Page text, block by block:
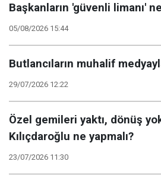
Başkanların 'güvenli limanı'
05/08/2026 15:44
Butlancıların muhalif
29/07/2026 12:22
Özel gemileri yaktı, dönüş
Kılıçdaroğlu ne yapmalı?
23/07/2026 11:30